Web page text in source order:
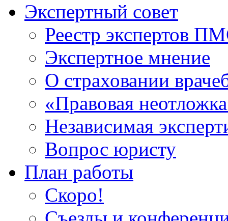
Экспертный совет
Реестр экспертов
Экспертное мнение
О страховании
«Правовая
Независимая
Вопрос юристу
План работы
Скоро!